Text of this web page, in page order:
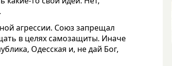
агрессии. Союз запрещал
в целях самозащиты. Иначе
Одесская и, не дай Бог,